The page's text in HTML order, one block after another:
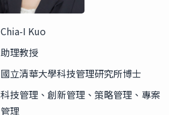
Chia-I Kuo
助理教授
國立清華大學科技管理研究所博士
科技管理、創新管理、策略管理、專案
管理